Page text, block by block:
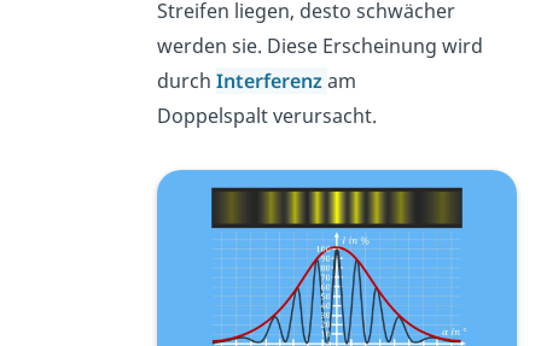
Streifen liegen, desto schwächer
werden sie. Diese Erscheinung wird
durchInterferenzam
Doppelspalt verursacht.